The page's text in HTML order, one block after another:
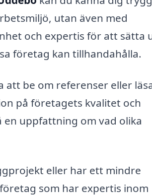
utan även med
och expertis för att sätta
företag kan tillhandahålla.
be om referenser eller
på företagets kvalitet och
en uppfattning om vad olika
eller har ett mindre
som har expertis inom